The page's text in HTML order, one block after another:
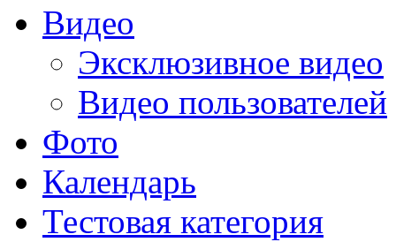
Видео
Эксклюзивное видео
Видео пользователей
Фото
Календарь
Тестовая категория